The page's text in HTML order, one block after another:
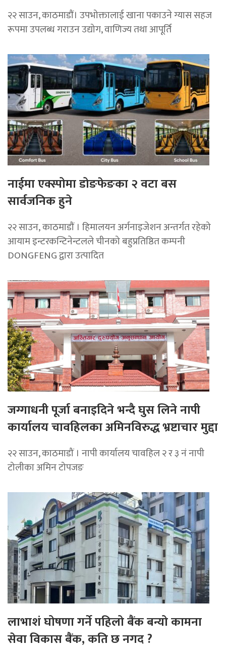
२२ साउन, काठमाडाैं। उपभोक्तालाई खाना पकाउने ग्यास सहज
रूपमा उपलब्ध गराउन उद्योग, वाणिज्य तथा आपूर्ति
नाईमा एक्स्पोमा डोङफेङका २ वटा बस
सार्वजनिक हुने
२२ साउन, काठमाडाैं । हिमालयन अर्गनाइजेशन अन्तर्गत रहेको
आयाम इन्टरकन्टिनेन्टलले चीनको बहुप्रतिष्ठित कम्पनी
DONGFENG द्वारा उत्पादित
जग्गाधनी पूर्जा बनाइदिने भन्दै घुस लिने नापी
कार्यालय चावहिलका अमिनविरुद्ध भ्रष्टाचार मुद्दा
२२ साउन, काठमाडौं । नापी कार्यालय चावहिल २ र ३ नं नापी
टोलीका अमिन टोपजङ
लाभाशं घोषणा गर्ने पहिलो बैंक बन्यो कामना
सेवा विकास बैंक, कति छ नगद ?